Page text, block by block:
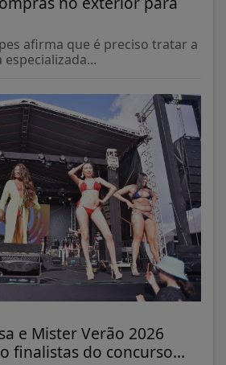
afirma que é preciso tratar a
e Mister Verão 2026
finalistas do concurso...